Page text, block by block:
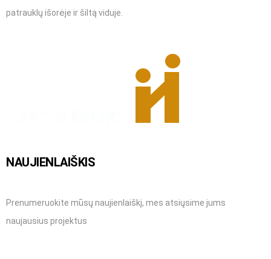
patrauklų išorėje ir šiltą viduje.
NAUJIENLAIŠKIS
Prenumeruokite mūsų naujienlaiškį, mes atsiųsime jums
naujausius projektus